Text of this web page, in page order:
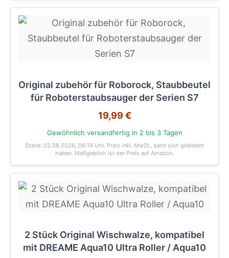
Original zubehör für Roborock, Staubbeutel
für Roboterstaubsauger der Serien S7
19,99 €
Gewöhnlich versandfertig in 2 bis 3 Tagen
Stand: 03.08.2026, 06:19 Uhr. Preis inkl. MwSt., kann sich geändert
haben. Maßgeblich ist der Preis auf Amazon.
2 Stück Original Wischwalze, kompatibel
mit DREAME Aqua10 Ultra Roller / Aqua10